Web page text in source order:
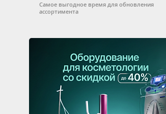
Самое выгодное время для обновления
ассортимента